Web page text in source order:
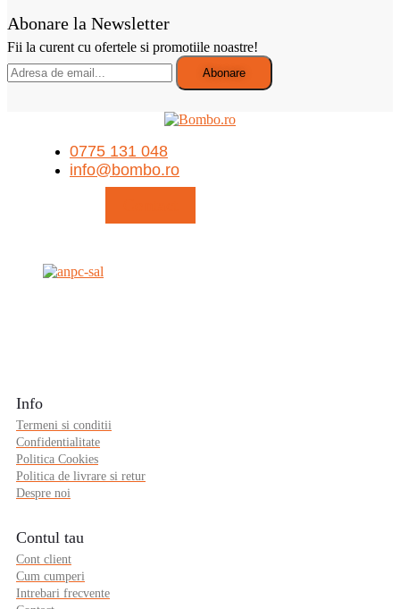
Abonare la Newsletter
Fii la curent cu ofertele si promotiile noastre!
0775 131 048
info@bombo.ro
Info
Termeni si conditii
Confidentialitate
Politica Cookies
Politica de livrare si retur
Despre noi
Contul tau
Cont client
Cum cumperi
Intrebari frecvente